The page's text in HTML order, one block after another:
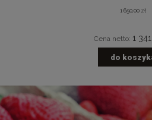
1 650,00 zł
Cena netto: 1
do